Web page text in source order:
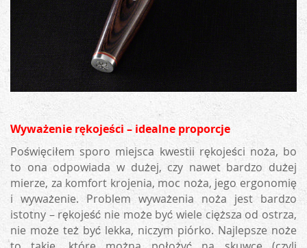
Wyważenie rękojeści – idealne proporcje
Poświęciłem sporo miejsca kwestii rękojeści noża, bo
to ona odpowiada w dużej, czy nawet bardzo dużej
mierze, za komfort krojenia, moc noża, jego ergonomię
i wyważenie. Problem wyważenia noża jest bardzo
istotny – rękojeść nie może być wiele cięższa od ostrza,
nie może też być lekka, niczym piórko. Najlepsze noże